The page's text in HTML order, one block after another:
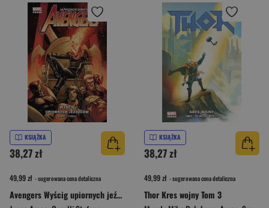
KSIĄŻKA
38,27 zł
49,99 zł - sugerowana cena detaliczna
Avengers Wyścig upiornych jeźdźców Tom 5
KSIĄŻKA
38,27 zł
49,99 zł - sugerowana cena detaliczna
Thor Kres wojny Tom 3